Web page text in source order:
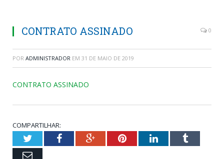
CONTRATO ASSINADO 0
POR ADMINISTRADOR EM 31 DE MAIO DE 2019
CONTRATO ASSINADO
COMPARTILHAR:
TwitterFacebookGoogle+PinterestLinkedInTumblr
Email